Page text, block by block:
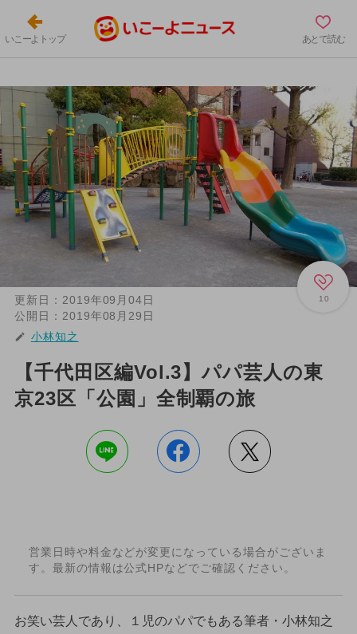
いこーよトップ あとで読む
10
更新日： 2019年09月04日
公開日： 2019年08月29日
小林知之
【千代田区編Vol.3】パパ芸人の東
京23区「公園」全制覇の旅
営業日時や料金などが変更になっている場合がございま
す。最新の情報は公式HPなどでご確認ください。
お笑い芸人であり、１児のパパでもある筆者・小林知之